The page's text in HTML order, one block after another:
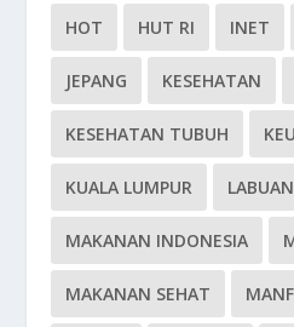
HOT HUT RI INET
JEPANG KESEHATAN
KESEHATAN TUBUH
KUALA LUMPUR
MAKANAN INDONESIA
MAKANAN SEHAT